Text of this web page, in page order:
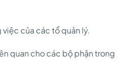
của các tổ quản lý.
quan cho các bộ phận trong